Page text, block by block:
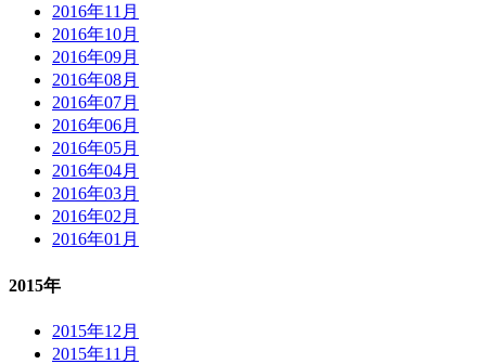
2016年11月
2016年10月
2016年09月
2016年08月
2016年07月
2016年06月
2016年05月
2016年04月
2016年03月
2016年02月
2016年01月
2015年
2015年12月
2015年11月